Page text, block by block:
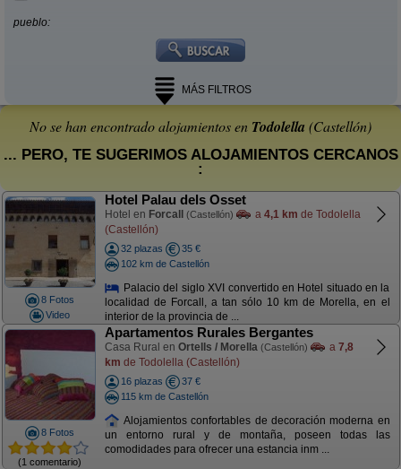
pueblo:
MÁS FILTROS
No se han encontrado alojamientos en Todolella (Castellón)
... PERO, TE SUGERIMOS ALOJAMIENTOS CERCANOS
:
8 Fotos
Video
Hotel Palau dels Osset
Hotel en Forcall (Castellón) a 4,1 km de Todolella
(Castellón)
32 plazas
35 €
102 km de Castellón
Palacio del siglo XVI convertido en Hotel situado en la
localidad de Forcall, a tan sólo 10 km de Morella, en el
interior de la provincia de ...
8 Fotos
(1 comentario)
Apartamentos Rurales Bergantes
Casa Rural en Ortells / Morella (Castellón) a 7,8
km de Todolella (Castellón)
16 plazas
37 €
115 km de Castellón
Alojamientos confortables de decoración moderna en
un entorno rural y de montaña, poseen todas las
comodidades para ofrecer una estancia inm ...